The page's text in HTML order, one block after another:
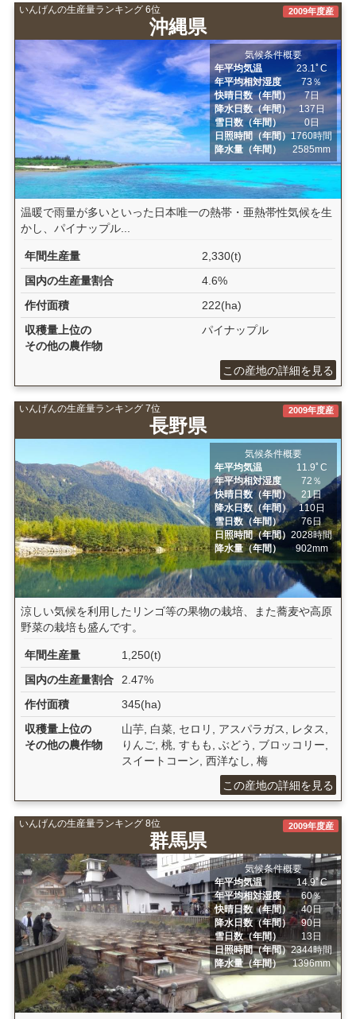
いんげんの生産量ランキング 6位
沖縄県
2009年度産
気候条件概要
年平均気温
23.1ﾟC
年平均相対湿度
73％
快晴日数（年間）
7日
降水日数（年間）
137日
雪日数（年間）
0日
日照時間（年間）1760時間
降水量（年間）
2585mm
温暖で雨量が多いといった日本唯一の熱帯・亜熱帯性気候を生
かし、パイナップル...
年間生産量
2,330(t)
国内の生産量割合
4.6%
作付面積
222(ha)
収穫量上位の
その他の農作物
パイナップル
この産地の詳細を見る
いんげんの生産量ランキング 7位
長野県
2009年度産
気候条件概要
年平均気温
11.9ﾟC
年平均相対湿度
72％
快晴日数（年間）
21日
降水日数（年間）
110日
雪日数（年間）
76日
日照時間（年間）2028時間
降水量（年間）
902mm
涼しい気候を利用したリンゴ等の果物の栽培、また蕎麦や高原
野菜の栽培も盛んです。
年間生産量
1,250(t)
国内の生産量割合
2.47%
作付面積
345(ha)
収穫量上位の
その他の農作物
山芋, 白菜, セロリ, アスパラガス, レタス,
りんご, 桃, すもも, ぶどう, ブロッコリー,
スイートコーン, 西洋なし, 梅
この産地の詳細を見る
いんげんの生産量ランキング 8位
群馬県
2009年度産
気候条件概要
年平均気温
14.9ﾟC
年平均相対湿度
60％
快晴日数（年間）
40日
降水日数（年間）
90日
雪日数（年間）
13日
日照時間（年間）2344時間
降水量（年間）
1396mm